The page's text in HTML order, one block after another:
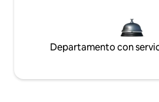
Departamento con